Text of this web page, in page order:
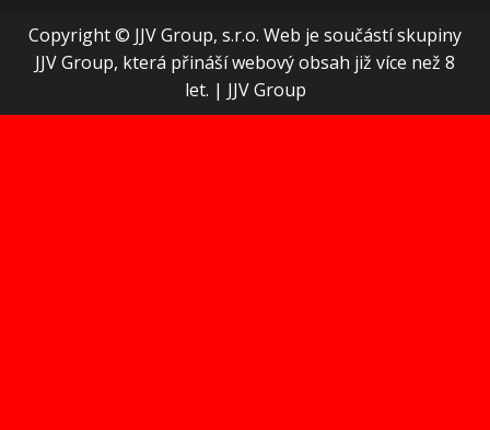
Copyright © JJV Group, s.r.o. Web je součástí skupiny
JJV Group, která přináší webový obsah již více než 8
let. | JJV Group